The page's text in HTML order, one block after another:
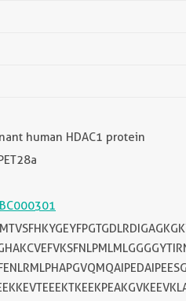
human HDAC1 protein
BC000301